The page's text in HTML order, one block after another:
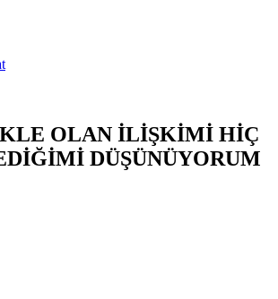
OLAN İLİŞKİMİ HİÇ
DÜŞÜNÜYORUM